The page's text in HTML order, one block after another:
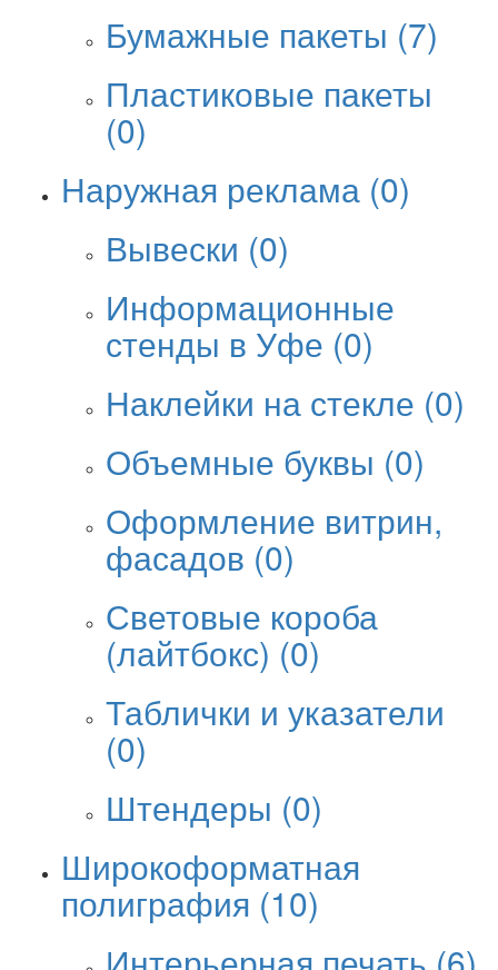
Бумажные пакеты (7)
Пластиковые пакеты
(0)
Наружная реклама (0)
Вывески (0)
Информационные
стенды в Уфе (0)
Наклейки на стекле (0)
Объемные буквы (0)
Оформление витрин,
фасадов (0)
Световые короба
(лайтбокс) (0)
Таблички и указатели
(0)
Штендеры (0)
Широкоформатная
полиграфия (10)